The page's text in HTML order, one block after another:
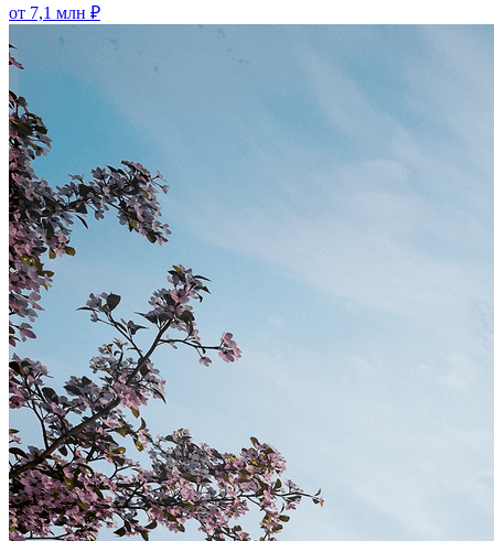
от 7,1 млн ₽